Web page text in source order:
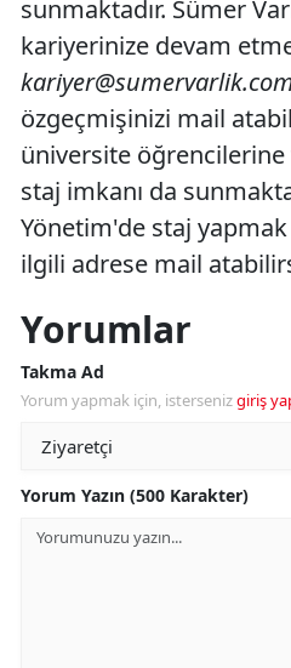
sunmaktadır. Sümer
kariyerinize devam
özgeçmişinizi mail
üniversite
staj imkanı da
Yönetim'de staj
ilgili adrese mail
Yorumlar
Takma Ad
Yorum yapmak için, istersenizgiriş
Yorum Yazın (500 Karakter)